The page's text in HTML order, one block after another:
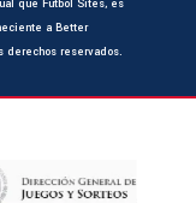
que Futbol Sites, es
a Better
derechos reservados.